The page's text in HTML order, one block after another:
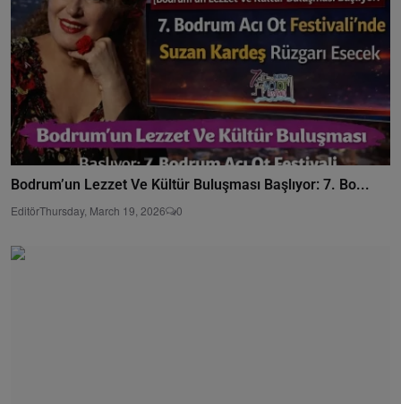
Bodrum’un Lezzet Ve Kültür Buluşması Başlıyor: 7. Bo...
EditörThursday, March 19, 2026 0